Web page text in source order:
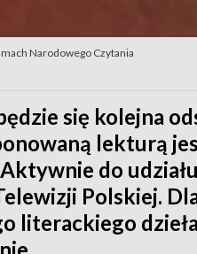
Narodowego Czytania
się kolejna
lekturą
do
Polskiej.
literackiego